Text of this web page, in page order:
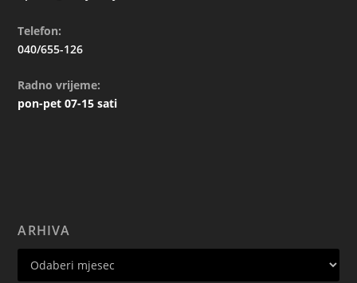
Telefon:
040/655-126
Radno vrijeme:
pon-pet 07-15 sati
ARHIVA